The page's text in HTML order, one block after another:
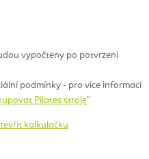
vypočteny po potvrzení
podmínky - pro více informací
Pilates stroje"
kalkulačku